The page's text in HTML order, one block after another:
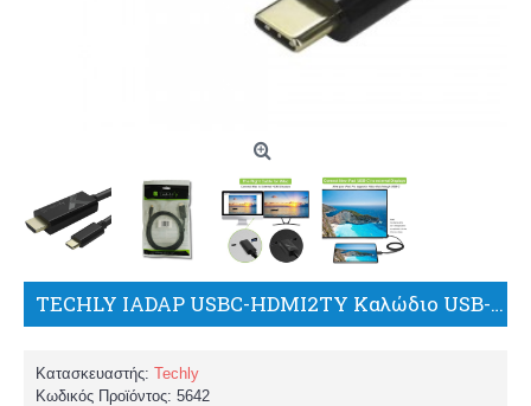
TECHLY IADAP USBC-HDMI2TY Καλώδιο USB-C ™ Male to HDMI 2.0 4K Male 2m Black
Κατασκευαστής: Techly
Κωδικός Προϊόντος: 5642